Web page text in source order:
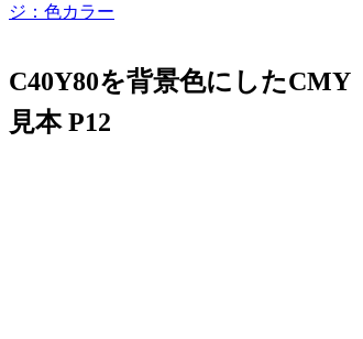
C40Y80を背景色にしたCMY
見本 P12